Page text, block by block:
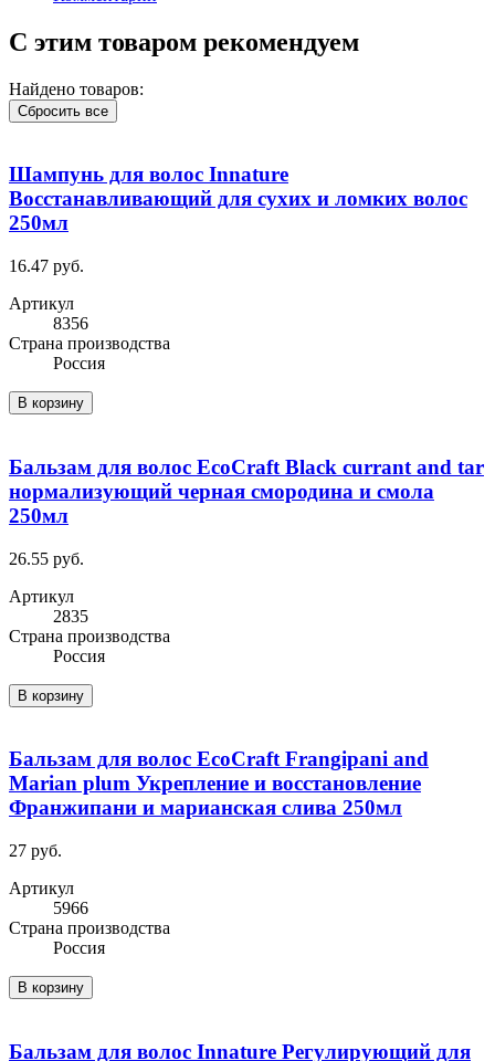
С этим товаром рекомендуем
Найдено товаров:
Сбросить все
Шампунь для волос Innature
Восстанавливающий для сухих и ломких волос
250мл
16.47 руб.
Артикул
8356
Cтрана производства
Россия
В корзину
Бальзам для волос EcoCraft Black currant and tar
нормализующий черная смородина и смола
250мл
26.55 руб.
Артикул
2835
Cтрана производства
Россия
В корзину
Бальзам для волос EcoCraft Frangipani and
Marian plum Укрепление и восстановление
Франжипани и марианская слива 250мл
27 руб.
Артикул
5966
Cтрана производства
Россия
В корзину
Бальзам для волос Innature Регулирующий для